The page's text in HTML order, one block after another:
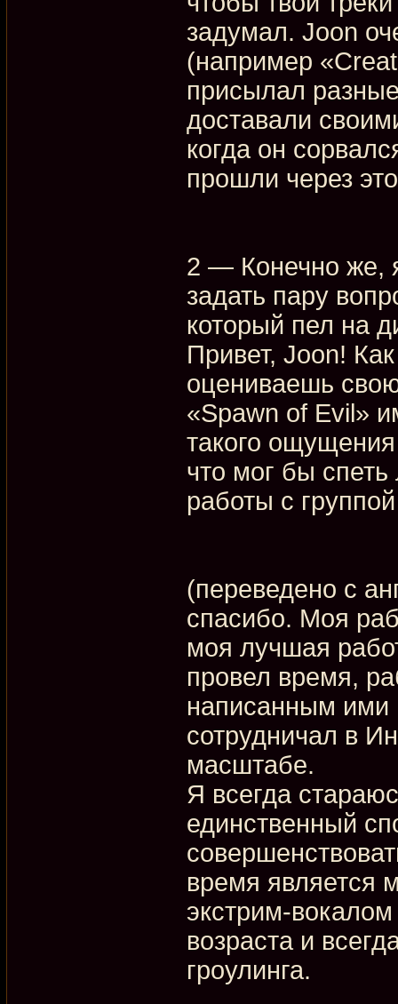
задумал. Joon
(например
присылал
доставали
когда он
прошли через
2 — Конечно же,
задать пару
который пел на
Привет, Joon!
оцениваешь
«Spawn of Evil»
такого
что мог бы
работы с
(переведено с
спасибо. Моя
моя лучшая
провел время,
написанным
сотрудничал в
масштабе.
Я всегда
единственный
время является
экстрим-
возраста и
гроулинга.